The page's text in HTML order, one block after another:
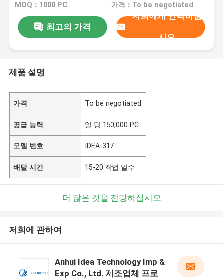
MOQ：1000 PC 가격：To be negotiated
최고의 가격
저희에게 연락하십
시오
제품 설명
가격 To be negotiated
공급 능력 일 당 150,000 PC
모델 번호 IDEA-317
배달 시간 15-20 작업 일수
더 많은 것을 전망하십시오
저희에 관하여
Anhui Idea Technology Imp &
Exp Co., Ltd. 제조업체 프로